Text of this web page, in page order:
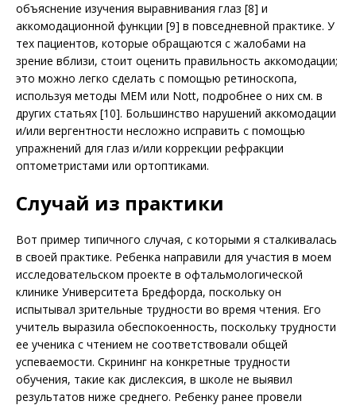
объяснение изучения выравнивания глаз [8] и
аккомодационной функции [9] в повседневной практике. У
тех пациентов, которые обращаются с жалобами на
зрение вблизи, стоит оценить правильность аккомодации;
это можно легко сделать с помощью ретиноскопа,
используя методы МEM или Nott, подробнее о них см. в
других статьях [10]. Большинство нарушений аккомодации
и/или вергентности несложно исправить с помощью
упражнений для глаз и/или коррекции рефракции
оптометристами или ортоптиками.
Случай из практики
Вот пример типичного случая, с которыми я сталкивалась
в своей практике. Ребенка направили для участия в моем
исследовательском проекте в офтальмологической
клинике Университета Бредфорда, поскольку он
испытывал зрительные трудности во время чтения. Его
учитель выразила обеспокоенность, поскольку трудности
ее ученика с чтением не соответствовали общей
успеваемости. Скрининг на конкретные трудности
обучения, такие как дислексия, в школе не выявил
результатов ниже среднего. Ребенку ранее провели